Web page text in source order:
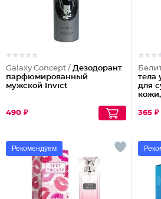
Galaxy Concept / Дезодорант
парфюмированный
мужской Invict
490 ₽
тела
для
365 ₽
Рекомендуем